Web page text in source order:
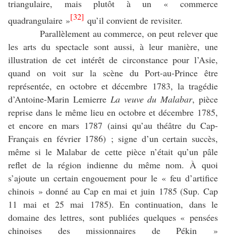
triangulaire, mais plutôt à un « commerce
quadrangulaire »[32] qu’il convient de revisiter.
Parallèlement au commerce, on peut relever que
les arts du spectacle sont aussi, à leur manière, une
illustration de cet intérêt de circonstance pour l’Asie,
quand on voit sur la scène du Port-au-Prince être
représentée, en octobre et décembre 1783, la tragédie
d’Antoine-Marin Lemierre La veuve du Malabar, pièce
reprise dans le même lieu en octobre et décembre 1785,
et encore en mars 1787 (ainsi qu’au théâtre du Cap-
Français en février 1786) ; signe d’un certain succès,
même si le Malabar de cette pièce n’était qu’un pâle
reflet de la région indienne du même nom. À quoi
s’ajoute un certain engouement pour le « feu d’artifice
chinois » donné au Cap en mai et juin 1785 (Sup. Cap
11 mai et 25 mai 1785). En continuation, dans le
domaine des lettres, sont publiées quelques « pensées
chinoises des missionnaires de Pékin »